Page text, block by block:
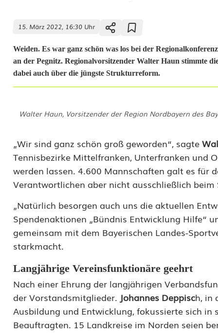
15. März 2022, 16:30 Uhr
Weiden. Es war ganz schön was los bei der
an der Pegnitz. Regionalvorsitzender Walter Haun stimmte
dabei auch über die jüngste Strukturreform.
n
n
i
i
n
N
o
r
d
b
Walter Haun, Vorsitzender der Region Nordbayern des
„Wir sind ganz schön groß geworden“, sagte
Tennisbezirke Mittelfranken, Unterfranken und
werden lassen. 4.600 Mannschaften galt es für
Verantwortlichen aber nicht ausschließlich beim
„Natürlich besorgen auch uns die aktuellen
Spendenaktionen „Bündnis Entwicklung Hilfe“
gemeinsam mit dem Bayerischen Landes-
starkmacht.
Langjährige Vereinsfunktionäre geehrt
Nach einer Ehrung der langjährigen
der Vorstandsmitglieder. Johannes Deppisch, in
Ausbildung und Entwicklung, fokussierte sich
Beauftragten. 15 Landkreise im Norden seien